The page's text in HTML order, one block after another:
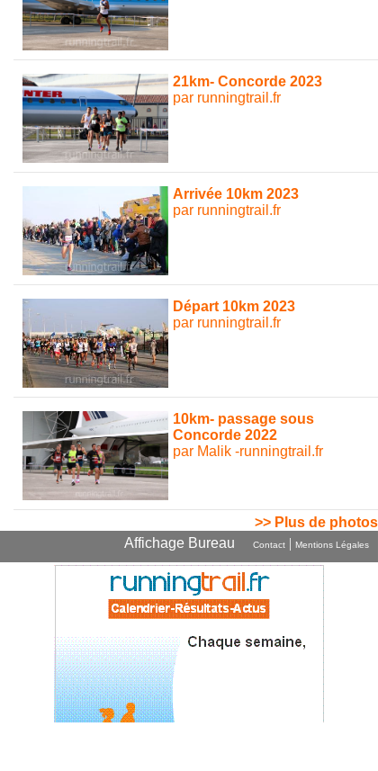
21km- Concorde 2023
par runningtrail.fr
Arrivée 10km 2023
par runningtrail.fr
Départ 10km 2023
par runningtrail.fr
10km- passage sous
Concorde 2022
par Malik -runningtrail.fr
>> Plus de photos
Affichage Bureau
Contact | Mentions Légales